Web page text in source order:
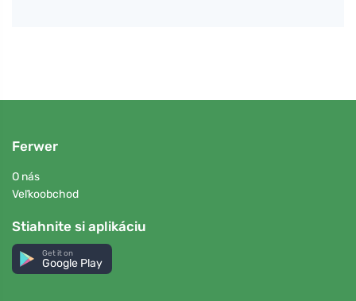
Ferwer
O nás
Veľkoobchod
Stiahnite si aplikáciu
Get it on
Google Play